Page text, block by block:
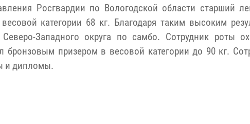
Росгвардии по Вологодской области старший
категории 68 кг. Благодаря таким высоким
Западного округа по самбо. Сотрудник роты
бронзовым призером в весовой категории до 90 кг.
и дипломы.